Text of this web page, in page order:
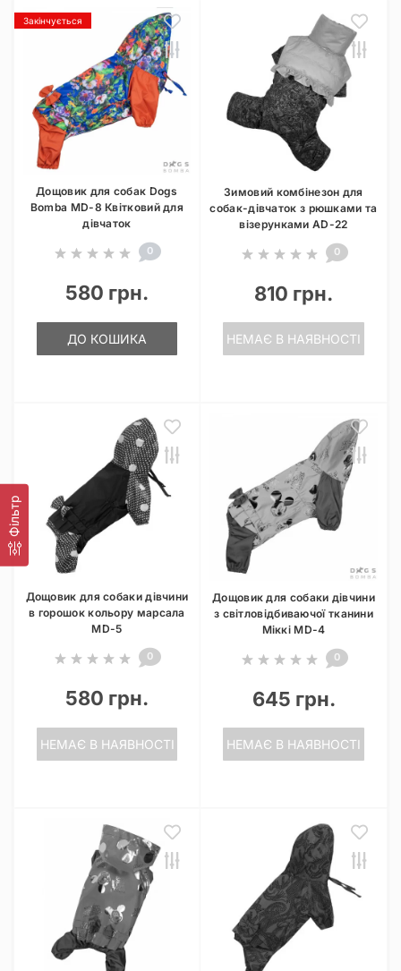
Фільтр
Закінчується
Дощовик для собак Dogs
Bomba MD-8 Квітковий для
дівчаток
0
580 грн.
ДО КОШИКА
Зимовий комбінезон для
собак-дівчаток з рюшками та
візерунками AD-22
0
810 грн.
НЕМАЄ В НАЯВНОСТІ
Дощовик для собаки дівчини
в горошок кольору марсала
MD-5
0
580 грн.
НЕМАЄ В НАЯВНОСТІ
Дощовик для собаки дівчини
з світловідбиваючої тканини
Мiккi MD-4
0
645 грн.
НЕМАЄ В НАЯВНОСТІ